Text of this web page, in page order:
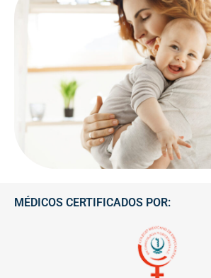
MÉDICOS CERTIFICADOS POR: